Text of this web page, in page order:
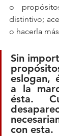
o
distintivo;
o hacerla
Sin
eslogan,
a la
ésta.
con esta.